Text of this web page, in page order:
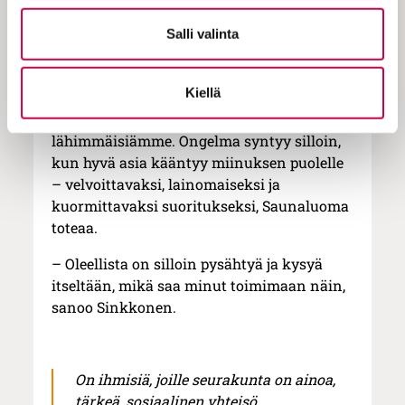
Salli valinta
Kiellä
lähetysmyyjäisiin ja lupautuu monenlaisiin
muihin tehtäviin.
– Toki silloin noudatamme Raamatun
kehotusta rakastaa ja palvella
lähimmäisiämme. Ongelma syntyy silloin,
kun hyvä asia kääntyy miinuksen puolelle
– velvoittavaksi, lainomaiseksi ja
kuormittavaksi suoritukseksi, Saunaluoma
toteaa.
– Oleellista on silloin pysähtyä ja kysyä
itseltään, mikä saa minut toimimaan näin,
sanoo Sinkkonen.
On ihmisiä, joille seurakunta on ainoa,